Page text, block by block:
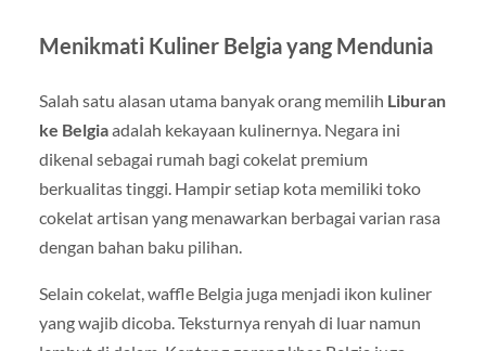
Menikmati Kuliner Belgia yang Mendunia
Salah satu alasan utama banyak orang memilih Liburan
ke Belgiaadalah kekayaan kulinernya. Negara ini
dikenal sebagai rumah bagi cokelat premium
berkualitas tinggi. Hampir setiap kota memiliki toko
cokelat artisan yang menawarkan berbagai varian rasa
dengan bahan baku pilihan.
Selain cokelat, waffle Belgia juga menjadi ikon kuliner
yang wajib dicoba. Teksturnya renyah di luar namun